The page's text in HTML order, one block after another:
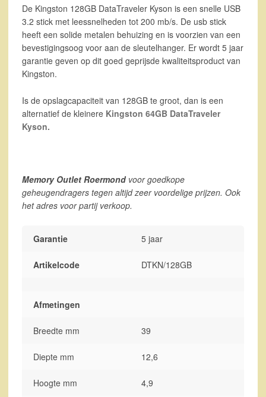
De Kingston 128GB DataTraveler Kyson is een snelle USB
3.2 stick met leessnelheden tot 200 mb/s. De usb stick
heeft een solide metalen behuizing en is voorzien van een
bevestigingsoog voor aan de sleutelhanger. Er wordt 5 jaar
garantie geven op dit goed geprijsde kwaliteitsproduct van
Kingston.
Is de opslagcapaciteit van 128GB te groot, dan is een
alternatief de kleinere Kingston 64GB DataTraveler
Kyson.
Memory Outlet Roermondvoor goedkope
geheugendragers tegen altijd zeer voordelige prijzen. Ook
het adres voor partij verkoop.
Garantie 5 jaar
Artikelcode DTKN/128GB
Afmetingen
Breedte mm 39
Diepte mm 12,6
Hoogte mm 4,9